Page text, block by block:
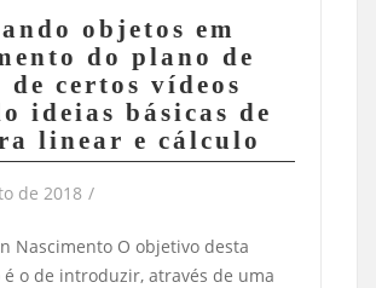
objetos em
do plano de
de certos vídeos
ideias básicas de
linear e cálculo
de 2018 /
Nascimento O objetivo desta
é o de introduzir, através de uma